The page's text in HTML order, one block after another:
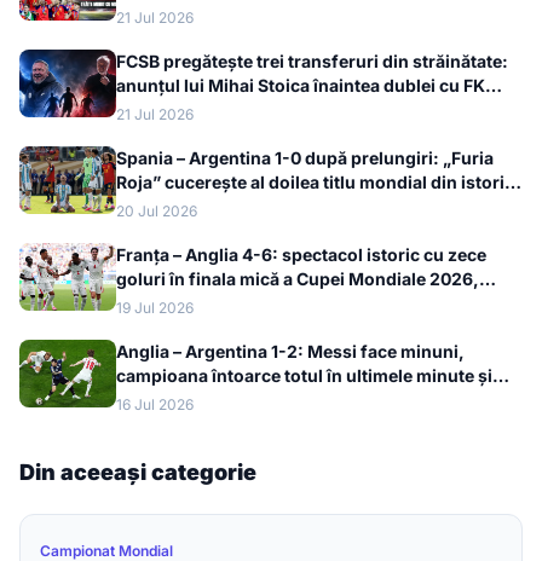
21 Jul 2026
FCSB pregătește trei transferuri din străinătate:
anunțul lui Mihai Stoica înaintea dublei cu FK
Auda
21 Jul 2026
Spania – Argentina 1-0 după prelungiri: „Furia
Roja” cucerește al doilea titlu mondial din istorie
la Cupa Mondială 2026
20 Jul 2026
Franța – Anglia 4-6: spectacol istoric cu zece
goluri în finala mică a Cupei Mondiale 2026,
bronzul merge la englezi
19 Jul 2026
Anglia – Argentina 1-2: Messi face minuni,
campioana întoarce totul în ultimele minute și
merge în finala Cupei Mondiale 2026
16 Jul 2026
Din aceeași categorie
Campionat Mondial